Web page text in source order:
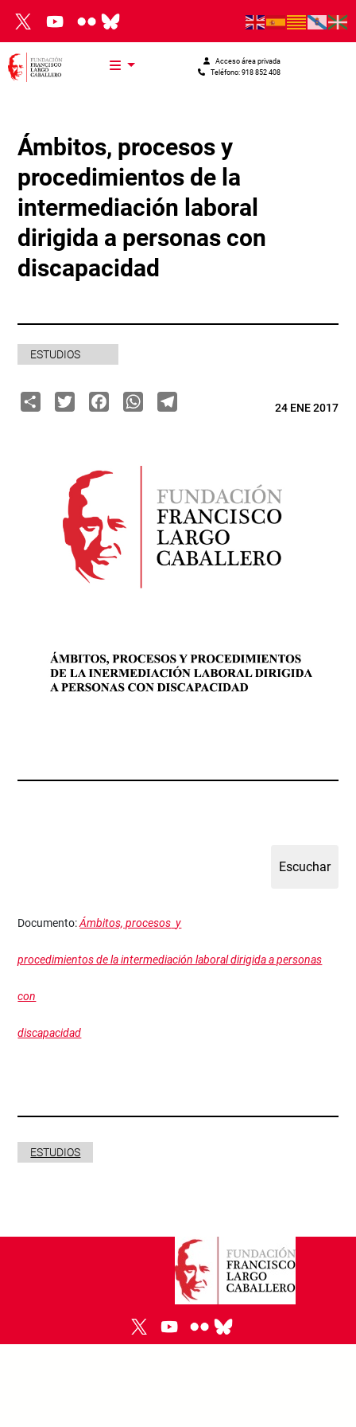
Teléfono: 918 852 408
Acceso área privada
Ámbitos, procesos y
procedimientos de la
intermediación laboral
dirigida a personas con
discapacidad
ESTUDIOS
ShareTwitterFacebook
WhatsApp
Telegram24 ENE 2017
​Documento: Ámbitos, procesos y
procedimientos de la intermediación laboral dirigida a personas
con
discapacidad
ESTUDIOS